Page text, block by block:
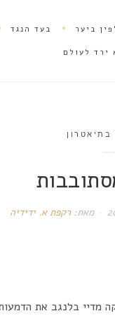
ביער בעד הנגד
ירד לעולם
בתיאטרון
מאת:רקפת א. ידידיה
מדיי בלנגב את